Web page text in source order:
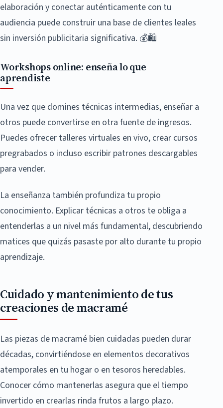
elaboración y conectar auténticamente con tu
audiencia puede construir una base de clientes leales
sin inversión publicitaria significativa. 💰🛍️
Workshops online: enseña lo que
aprendiste
Una vez que domines técnicas intermedias, enseñar a
otros puede convertirse en otra fuente de ingresos.
Puedes ofrecer talleres virtuales en vivo, crear cursos
pregrabados o incluso escribir patrones descargables
para vender.
La enseñanza también profundiza tu propio
conocimiento. Explicar técnicas a otros te obliga a
entenderlas a un nivel más fundamental, descubriendo
matices que quizás pasaste por alto durante tu propio
aprendizaje.
Cuidado y mantenimiento de tus
creaciones de macramé
Las piezas de macramé bien cuidadas pueden durar
décadas, convirtiéndose en elementos decorativos
atemporales en tu hogar o en tesoros heredables.
Conocer cómo mantenerlas asegura que el tiempo
invertido en crearlas rinda frutos a largo plazo.